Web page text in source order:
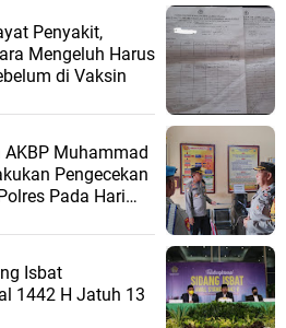
Penyakit,
Mengeluh Harus
di Vaksin
Muhammad
Pengecekan
Pada Hari
Isbat
1442 H Jatuh 13